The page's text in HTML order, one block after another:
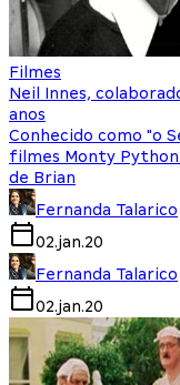
Filmes
Neil Innes,
anos
Conhecido como "o
filmes Monty Python
de Brian
Fernanda Talarico
02.jan.20
Fernanda Talarico
02.jan.20